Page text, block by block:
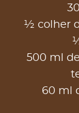
½ colher
500 ml
60 ml